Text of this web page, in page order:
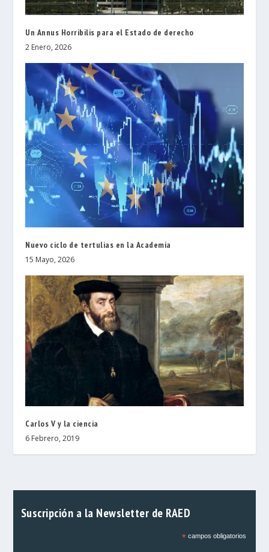
Un Annus Horribilis para el Estado de derecho
2 Enero, 2026
Nuevo ciclo de tertulias en la Academia
15 Mayo, 2026
Carlos V y la ciencia
6 Febrero, 2019
Suscripción a la Newsletter de RAED
*campos obligatorios